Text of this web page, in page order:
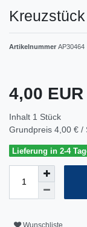
Artikelnummer AP30464
4,00 EUR
Inhalt 1 Stück
Grundpreis 4,00 € /
Lieferung in 2-4